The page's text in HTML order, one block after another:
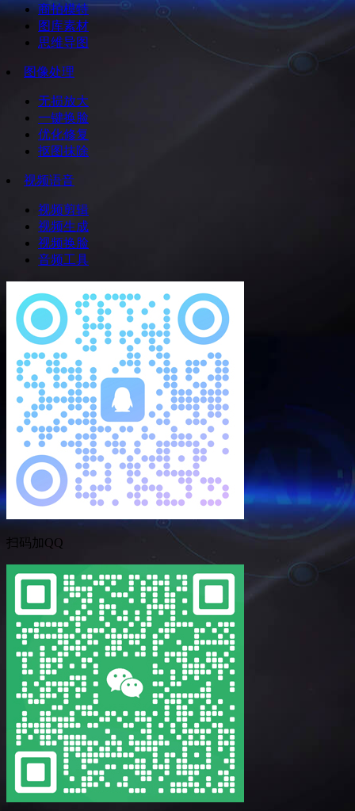
商拍模特
图库素材
思维导图
图像处理
无损放大
一键换脸
优化修复
抠图抹除
视频语音
视频剪辑
视频生成
视频换脸
音频工具
扫码加QQ